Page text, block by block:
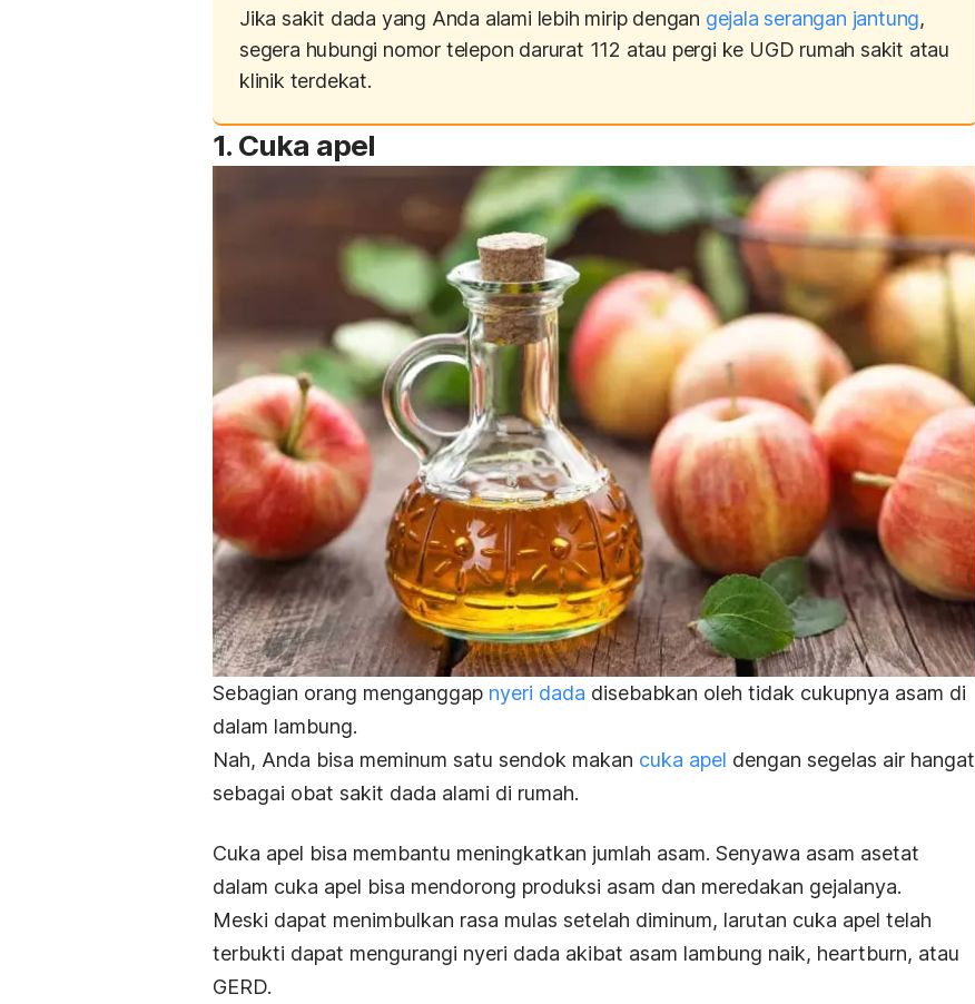
Jika sakit dada yang Anda alami lebih mirip dengan gejala serangan jantung,
segera hubungi nomor telepon darurat 112 atau pergi ke UGD rumah sakit atau
klinik terdekat.
1. Cuka apel
Sebagian orang menganggap nyeri dada disebabkan oleh tidak cukupnya asam di
dalam lambung.
Nah, Anda bisa meminum satu sendok makan cuka apel dengan segelas air hangat
sebagai obat sakit dada alami di rumah.
Cuka apel bisa membantu meningkatkan jumlah asam. Senyawa asam asetat
dalam cuka apel bisa mendorong produksi asam dan meredakan gejalanya.
Meski dapat menimbulkan rasa mulas setelah diminum, larutan cuka apel telah
terbukti dapat mengurangi nyeri dada akibat asam lambung naik, heartburn, atau
GERD.